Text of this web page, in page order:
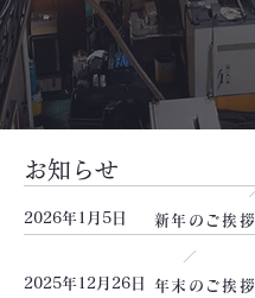
​知らせ
2026年1月5日 新年のご挨拶
2025年12月26日 年末のご挨拶